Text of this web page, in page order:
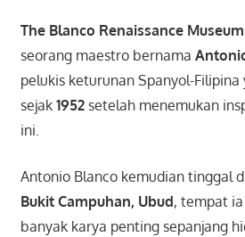
The Blanco Renaissance Museum
seorang maestro bernama
pelukis keturunan Spanyol-
sejak 1952setelah menemukan
ini.
Antonio Blanco kemudian tinggal
Bukit Campuhan, Ubud, tempat
banyak karya penting sepanjang